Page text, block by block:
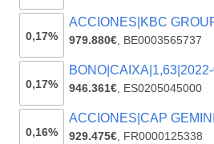
0,17%
ACCIONES|KBC
979.880€, BE0003565737
0,17% 946.361€, ES0205045000
0,16%
ACCIONES|CAP GEMINI
929.475€, FR0000125338